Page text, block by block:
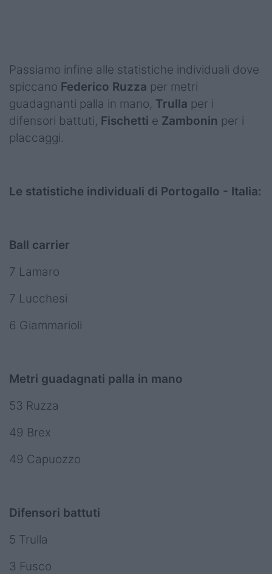
Passiamo infine alle statistiche individuali dove
spiccano Federico Ruzza per metri
guadagnanti palla in mano, Trulla per i
difensori battuti, Fischetti e Zambonin per i
placcaggi.
Le statistiche individuali di Portogallo - Italia:
Ball carrier
7 Lamaro
7 Lucchesi
6 Giammarioli
Metri guadagnati palla in mano
53 Ruzza
49 Brex
49 Capuozzo
Difensori battuti
5 Trulla
3 Fusco